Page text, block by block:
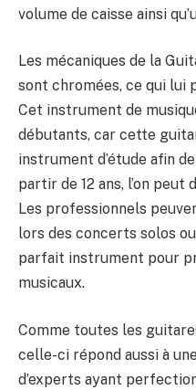
volume de caisse ainsi
Les mécaniques de la
sont chromées, ce qui lui
Cet instrument de
débutants, car cette
instrument d’étude afin
partir de 12 ans, l’on
Les professionnels
lors des concerts solos
parfait instrument pour
musicaux.
Comme toutes les
celle-ci répond aussi à
d’experts ayant